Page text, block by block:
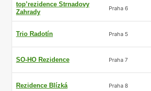
top’rezidence Strnadovy
Zahrady
Praha 6
Trio Radotín Praha 5
SO-HO Rezidence Praha 7
Rezidence Blízká Praha 8